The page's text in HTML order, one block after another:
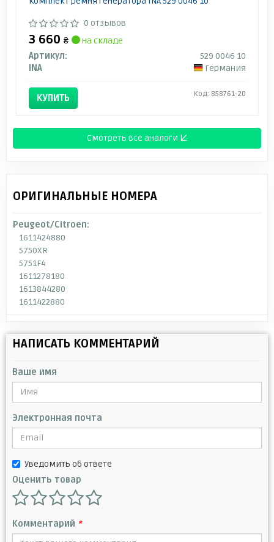
0 отзывов
3 660 ₴
на складе
Артикул:
529 0046 10
INA
Германия
КУПИТЬ Код: 858761-20
Смотреть все аналоги ↓
ОРИГИНАЛЬНЫЕ НОМЕРА
Peugeot/Citroen:
1611424880
5750XR
5751F4
1611278180
1613844280
1611422880
НАПИСАТЬ КОММЕНТАРИЙ
Ваше имя
Электронная почта
Уведомить об ответе
Оценить товар
Комментарий *